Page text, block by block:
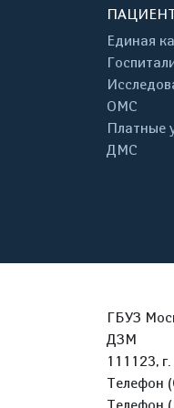
Единая
ОМС
Платные
ДМС
ГБУЗ
ДЗМ
111123,
Телефон